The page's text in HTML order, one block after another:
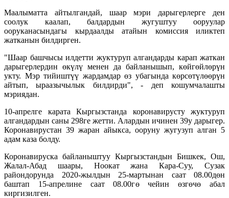
Маалыматта айтылгандай, шаар мэри дарыгерлерге ден
соолук каалап, балдардын жугуштуу ооруулар
ооруканасындагы кырдаалды атайын комиссия иликтеп
жатканын билдирген.
"Шаар башчысы илдетти жуктуруп алгандарды карап жаткан
дарыгерлердин өкүлү менен да байланышып, көйгөйлөрүн
укту. Мэр тийиштүү жардамдар өз убагында көрсөтүлөөрүн
айтып, ыраазычылык билдирди", - деп кошумчалашты
мэриядан.
10-апрелге карата Кыргызстанда коронавирусту жуктуруп
алгандардын саны 298ге жетти. Алардын ичинен 39у дарыгер.
Коронавирустан 39 жаран айыкса, ооруну жугузуп алган 5
адам каза болду.
Коронавируска байланыштуу Кыргызстандын Бишкек, Ош,
Жалал-Абад шаары, Ноокат жана Кара-Суу, Сузак
райондорунда 2020-жылдын 25-мартынан саат 08.00дөн
баштап 15-апрелине саат 08.00гө чейин өзгөчө абал
киргизилген.